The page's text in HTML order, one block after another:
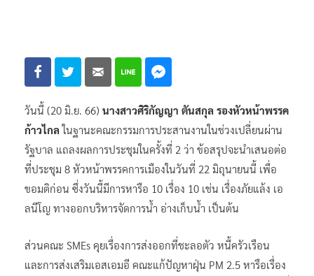
วันนี้ (20 มิ.ย. 66) นางสาวศิริกัญญา ตันสกุล รองหัวหน้าพรรค
ก้าวไกล ในฐานะคณะกรรมการประสานงานในช่วงเปลี่ยนผ่าน
รัฐบาล แถลงผลการประชุมในครั้งที่ 2 ว่า ข้อสรุปจะนำเสนอต่อ
ที่ประชุม 8 หัวหน้าพรรคการเมืองในวันที่ 22 มิถุนายนนี้ เพื่อ
ขอมติก่อน ซึ่งวันนี้มีการหารือ 10 เรื่อง 10 เช่น เรื่องภัยแล้ง เอ
ลนีโญ ทางออกบริหารจัดการน้ำ อ่างเก็บน้ำ เป็นต้น
ส่วนคณะ SMEs คุยเรื่องการส่งออกที่ชะลอตัว หนี้ครัวเรือน
และการส่งเสริมเอสเอมอี คณะแก้ปัญหาฝุ่น PM 2.5 หารือเรื่อง